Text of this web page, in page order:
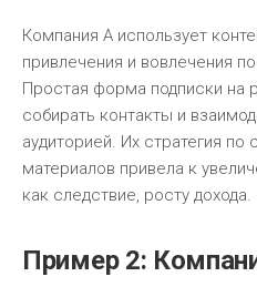
Компания A использует
привлечения и вовлечения
Простая форма подписки на
собирать контакты и
аудиторией. Их стратегия
материалов привела к
как следствие, росту дохода.
Пример 2: